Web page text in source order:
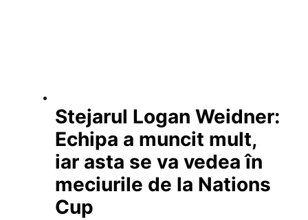
Stejarul Logan Weidner:
Echipa a muncit mult,
iar asta se va vedea în
meciurile de la Nations
Cup